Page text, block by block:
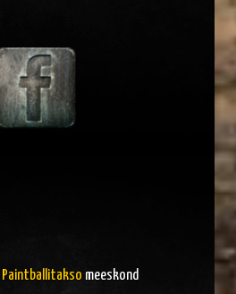
Paintballitakso meeskond